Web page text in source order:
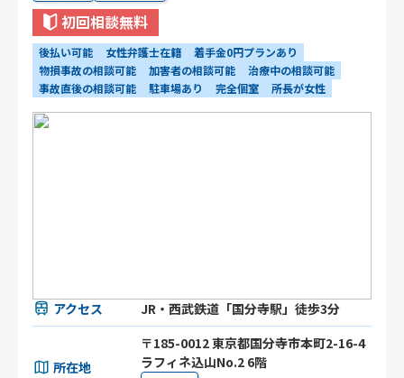
初回相談無料
後払い可能 女性弁護士在籍
着手金0円プランあり
物損事故の相談可能
加害者の相談可能
治療中の相談可能
事故直後の相談可能
駐車場あり 完全個室 所長が女性
アクセス JR・西武鉄道「国分寺駅」徒歩3分
所在地
〒185-0012 東京都国分寺市本町2-16-4
ラフィネ込山No.2 6階